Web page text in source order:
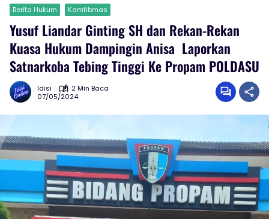
Berita Hukum Kamtibmas
Yusuf Liandar Ginting SH dan Rekan-Rekan
Kuasa Hukum Dampingin Anisa Laporkan
Satnarkoba Tebing Tinggi Ke Propam POLDASU
Idisi
2 Min Baca
07/05/2024